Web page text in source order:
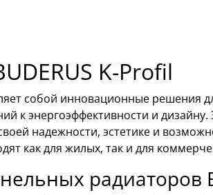
K-Profil
собой инновационные решения
к энергоэффективности и
надежности, эстетике и
как для жилых, так и для
радиаторов